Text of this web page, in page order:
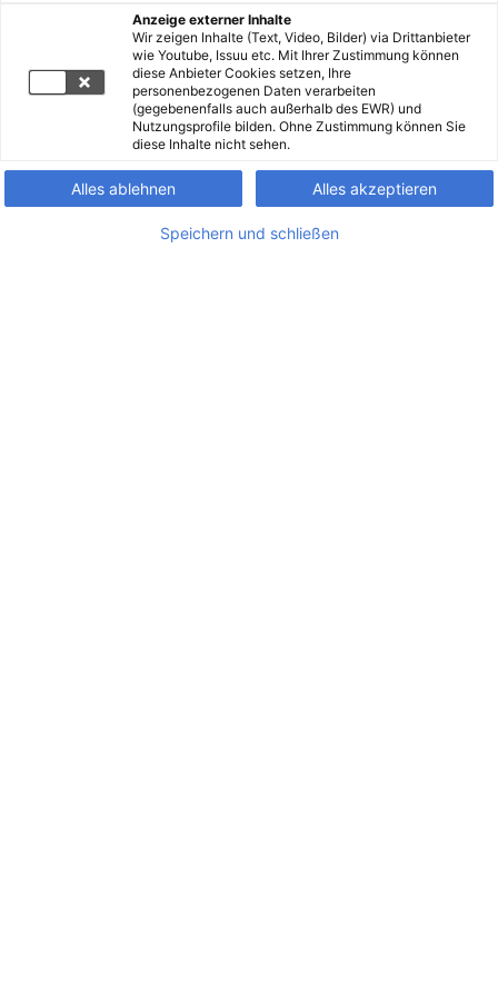
Anzeige externer Inhalte
Wir zeigen Inhalte (Text, Video, Bilder) via Drittanbieter
wie Youtube, Issuu etc. Mit Ihrer Zustimmung können
diese Anbieter Cookies setzen, Ihre
personenbezogenen Daten verarbeiten
(gegebenenfalls auch außerhalb des EWR) und
Nutzungsprofile bilden. Ohne Zustimmung können Sie
diese Inhalte nicht sehen.
Alles ablehnen Alles akzeptieren
Speichern und schließen